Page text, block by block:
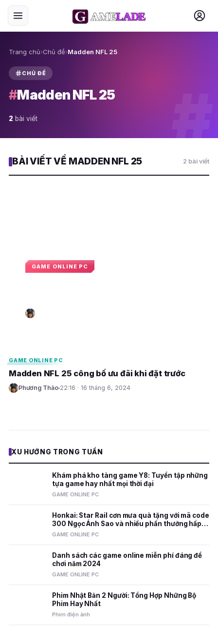
Trang chủ›Chủ đề›Madden NFL 25
CHỦ ĐỀ
#Madden NFL 25
2 bài viết #
BÀI VIẾT VỀ MADDEN NFL 25 2 bài viết
GAME ONLINE PC
P
GAME ONLINE PC
Madden NFL 25 công bố ưu đãi khi đặt trước
P Phương Thảo 22:16 · 16 tháng 6, 2024
XU HƯỚNG TRONG TUẦN
Khám phá kho tàng game Y8: Tuyển tập những
tựa game hay nhất mọi thời đại
GAME ONLINE PC
Honkai: Star Rail cơn mưa quà tặng với mã code
300 Ngọc Ánh Sao và nhiều phần thưởng hấp
dẫn
GAME ONLINE PC
Danh sách các game online miễn phí đáng để
chơi năm 2024
GAME ONLINE PC
Phim Nhật Bản 2 Người: Tổng Hợp Những Bộ
Phim Hay Nhất
Phim điện ảnh